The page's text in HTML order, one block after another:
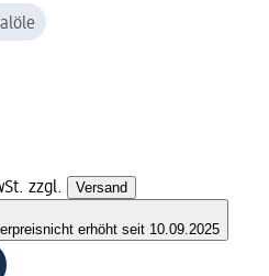
zzgl. Versand
nicht erhöht seit 10.09.2025